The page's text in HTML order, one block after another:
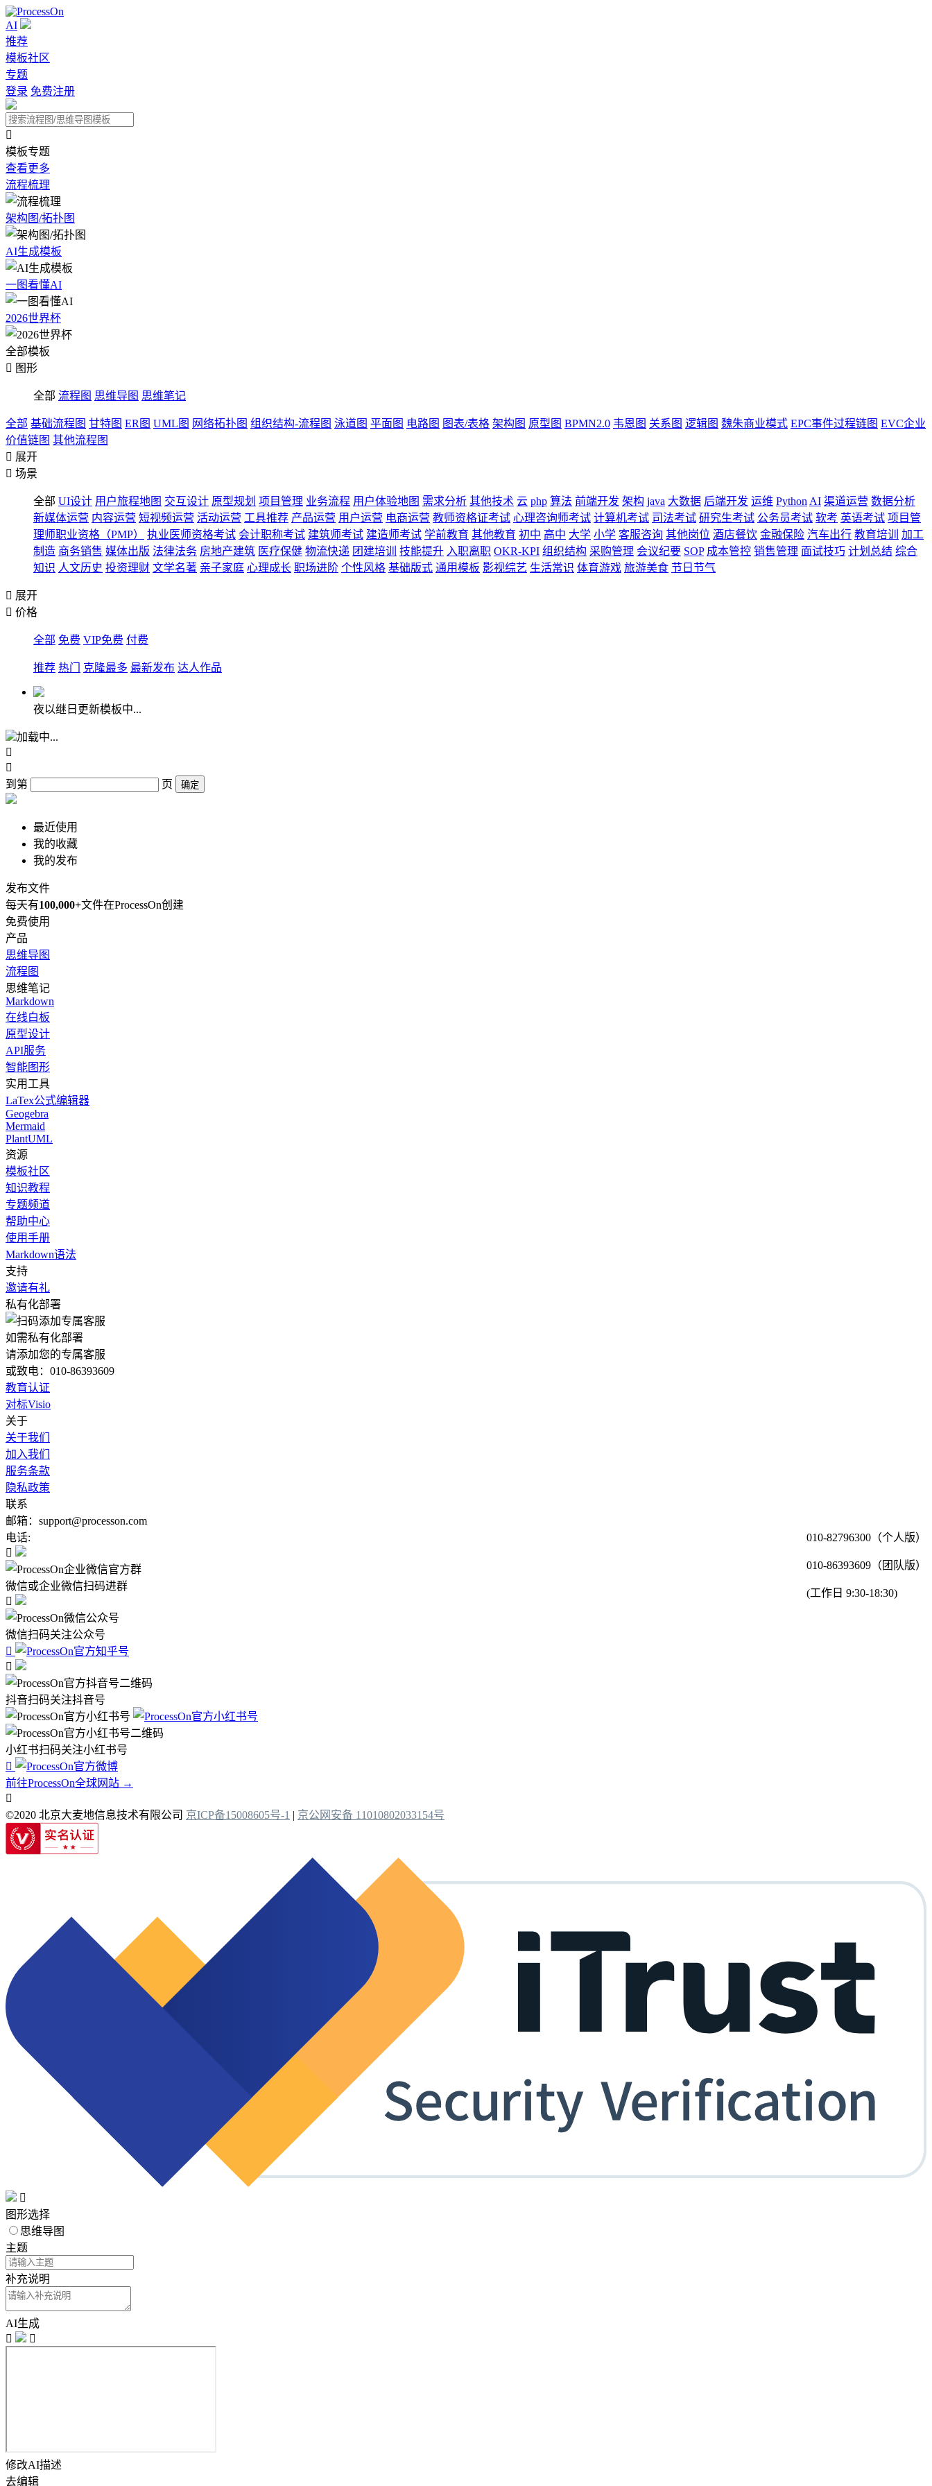
AI
推荐
模板社区
专题
登录 免费注册

模板专题
查看更多
流程梳理
架构图/拓扑图
AI生成模板
一图看懂AI
2026世界杯
全部模板
 图形
全部 流程图 思维导图 思维笔记
全部 基础流程图 甘特图 ER图 UML图 网络拓扑图 组织结构-流程图 泳道图 平面图 电路图 图表/表格 架构图 原型图 BPMN2.0 韦恩图 关系图 逻辑图 魏朱商业模式 EPC事件过程链图 EVC企业
价值链图 其他流程图
 展开
 场景
全部 UI设计 用户旅程地图 交互设计 原型规划 项目管理 业务流程 用户体验地图 需求分析 其他技术 云 php 算法 前端开发 架构 java 大数据 后端开发 运维 Python AI 渠道运营 数据分析
新媒体运营 内容运营 短视频运营 活动运营 工具推荐 产品运营 用户运营 电商运营 教师资格证考试 心理咨询师考试 计算机考试 司法考试 研究生考试 公务员考试 软考 英语考试 项目管
理师职业资格（PMP）
执业医师资格考试 会计职称考试 建筑师考试 建造师考试 学前教育 其他教育 初中 高中 大学 小学 客服咨询 其他岗位 酒店餐饮 金融保险 汽车出行 教育培训
加工
制造 商务销售 媒体出版 法律法务 房地产建筑 医疗保健 物流快递 团建培训 技能提升 入职离职 OKR-KPI 组织结构 采购管理 会议纪要 SOP 成本管控 销售管理 面试技巧 计划总结 综合
知识 人文历史 投资理财 文学名著 亲子家庭 心理成长 职场进阶 个性风格 基础版式 通用模板 影视综艺 生活常识 体育游戏 旅游美食 节日节气
 展开
 价格
全部 免费 VIP免费 付费
推荐 热门 克隆最多 最新发布 达人作品
夜以继日更新模板中...
加载中...


到第
页 确定
最近使用
我的收藏
我的发布
发布文件
每天有100,000+文件在ProcessOn创建
免费使用
产品
思维导图
流程图
思维笔记
Markdown
在线白板
原型设计
API服务
智能图形
实用工具
LaTex公式编辑器
Geogebra
Mermaid
PlantUML
资源
模板社区
知识教程
专题频道
帮助中心
使用手册
Markdown语法
支持
邀请有礼
私有化部署
如需私有化部署
请添加您的专属客服
或致电：010-86393609
教育认证
对标Visio
关于
关于我们
加入我们
服务条款
隐私政策
联系
邮箱：support@processon.com
电话:
010-82796300（个人版）
010-86393609（团队版）
(工作日 9:30-18:30)

微信或企业微信扫码进群

微信扫码关注公众号


抖音扫码关注抖音号
小红书扫码关注小红书号

前往ProcessOn全球网站 →

©2020 北京大麦地信息技术有限公司 京ICP备15008605号-1 | 京公网安备 11010802033154号

图形选择
思维导图
主题
补充说明
AI生成


修改AI描述
去编辑